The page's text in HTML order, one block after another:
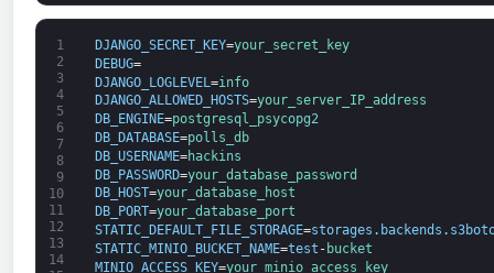
1
2
3
4
5
6
7
8
9
10
11
12
13
14
DJANGO_SECRET_KEY=your_secret_key
DEBUG=
DJANGO_LOGLEVEL =info
DJANGO_ALLOWED_HOSTS=your_server_IP_address
DB_ENGINE=postgresql_psycopg2
DB_DATABASE=polls_db
DB_USERNAME=hackins
DB_PASSWORD=your_database_password
DB_HOST=your_database_host
DB_PORT=your_database_port
STATIC_DEFAULT_FILE_STORAGE=storages . backends .
STATIC_MINIO_BUCKET_NAME=test - bucket
MINIO_ACCESS_KEY=your_minio_access_key